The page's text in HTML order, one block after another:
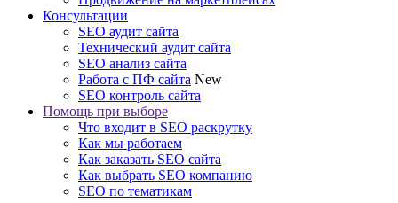
Консультации
SEO аудит сайта
Технический аудит сайта
SEO анализ сайта
Работа с ПФ сайта New
SEO контроль сайта
Помощь при выборе
Что входит в SEO раскрутку
Как мы работаем
Как заказать SEO сайта
Как выбрать SEO компанию
SEO по тематикам